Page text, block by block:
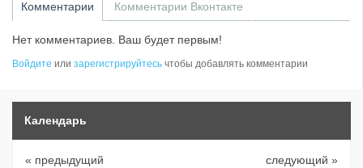
Комментарии Комментарии Вконтакте
Нет комментариев. Ваш будет первым!
Войдите или зарегистрируйтесь чтобы добавлять комментарии
Календарь
« предыдущий следующий »